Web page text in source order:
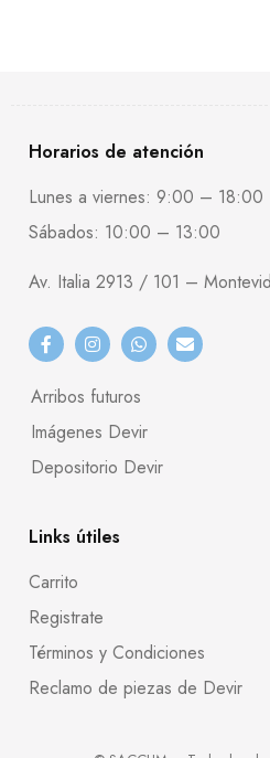
Horarios de atención
Lunes a viernes: 9:00 – 18:00
Sábados: 10:00 – 13:00
Av. Italia 2913 / 101 –
Arribos futuros
Imágenes Devir
Depositorio Devir
Links útiles
Carrito
Registrate
Términos y Condiciones
Reclamo de piezas de Devir